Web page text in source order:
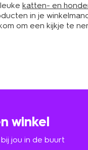
katten- en
in je
om een kijkje te
winkel
jou in de buurt